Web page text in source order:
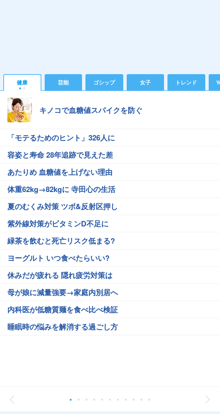
健康 芸能 ゴシップ 女子 トレンド
キノコで血糖値スパイクを防ぐ
「モテるためのヒント」326人に
容姿と寿命 28年追跡で見えた差
あたりめ 血糖値を上げない理由
体重62kg→82kgに 寺田心の生活
夏のむくみ対策 ツボ&反射区押し
紫外線対策がビタミンD不足に
緑茶を飲むと死亡リスク低まる?
ヨーグルト いつ食べたらいい?
休みだが疲れる 隠れ疲労対策は
母が娘に減量強要→家庭内別居へ
内科医が低糖質麺を食べ比べ検証
睡眠時の悩みを解消する過ごし方